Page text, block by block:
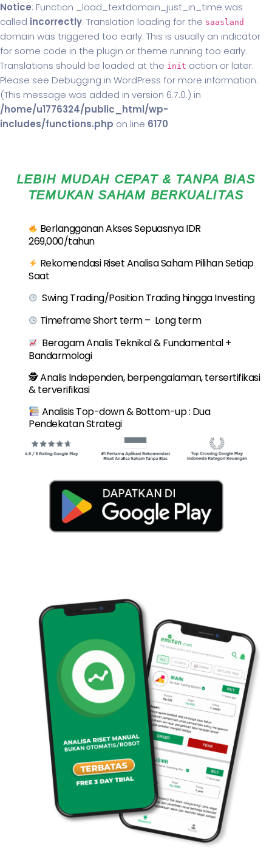
Notice: Function _load_textdomain_just_in_time was
called incorrectly. Translation loading for the saasland
domain was triggered too early. This is usually an indicator
for some code in the plugin or theme running too early.
Translations should be loaded at the init action or later.
Please see Debugging in WordPress for more information.
(This message was added in version 6.7.0.) in
/home/u1776324/public_html/wp-
includes/functions.php on line 6170
LEBIH MUDAH CEPAT & TANPA BIAS
TEMUKAN SAHAM BERKUALITAS
Berlangganan Akses Sepuasnya IDR
269,000/tahun
Rekomendasi Riset Analisa Saham Pilihan Setiap
Saat
Swing Trading/Position Trading hingga Investing
Timeframe Short term – Long term
Beragam Analis Teknikal & Fundamental +
Bandarmologi
🕵️ Analis Independen, berpengalaman, tersertifikasi
& terverifikasi
Analisis Top-down & Bottom-up : Dua
Pendekatan Strategi